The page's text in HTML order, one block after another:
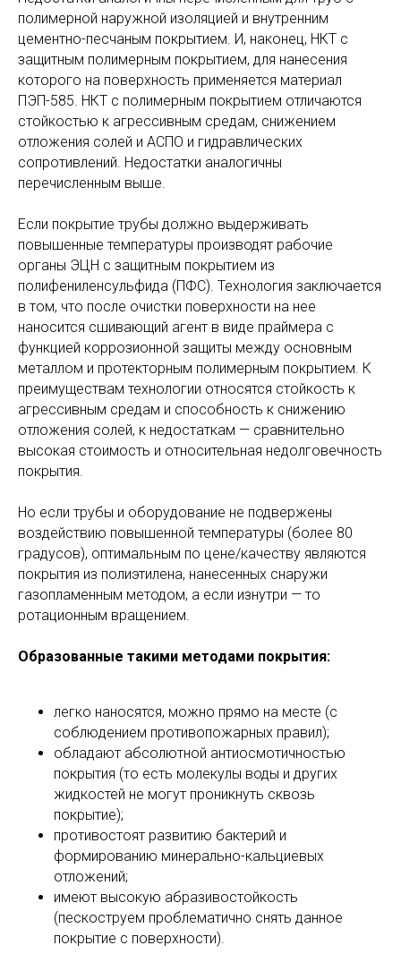
полимерной наружной изоляцией и внутренним
цементно-песчаным покрытием. И, наконец, НКТ с
защитным полимерным покрытием, для нанесения
которого на поверхность применяется материал
ПЭП-585. НКТ с полимерным покрытием отличаются
стойкостью к агрессивным средам, снижением
отложения солей и АСПО и гидравлических
сопротивлений. Недостатки аналогичны
перечисленным выше.
Если покрытие трубы должно выдерживать
повышенные температуры производят рабочие
органы ЭЦН с защитным покрытием из
полифениленсульфида (ПФС). Технология заключается
в том, что после очистки поверхности на нее
наносится сшивающий агент в виде праймера с
функцией коррозионной защиты между основным
металлом и протекторным полимерным покрытием. К
преимуществам технологии относятся стойкость к
агрессивным средам и способность к снижению
отложения солей, к недостаткам — сравнительно
высокая стоимость и относительная недолговечность
покрытия.
Но если трубы и оборудование не подвержены
воздействию повышенной температуры (более 80
градусов), оптимальным по цене/качеству являются
покрытия из полиэтилена, нанесенных снаружи
газопламенным методом, а если изнутри — то
ротационным вращением.
Образованные такими методами покрытия:
легко наносятся, можно прямо на месте (с
соблюдением противопожарных правил);
обладают абсолютной антиосмотичностью
покрытия (то есть молекулы воды и других
жидкостей не могут проникнуть сквозь
покрытие);
противостоят развитию бактерий и
формированию минерально-кальциевых
отложений;
имеют высокую абразивостойкость
(пескоструем проблематично снять данное
покрытие с поверхности).